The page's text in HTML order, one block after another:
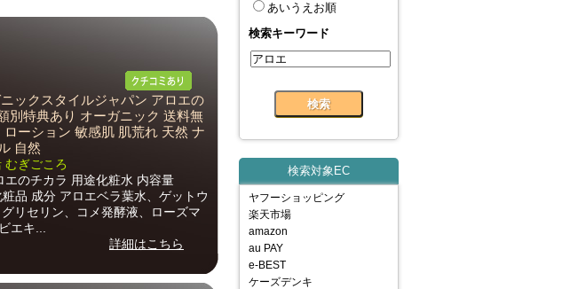
ックスタイルジャパン アロエの
別特典あり オーガニック 送料無
ーション 敏感肌 肌荒れ 天然 ナ
自然
むぎごころ
エのチカラ 用途化粧水 内容量
品 成分 アロエベラ葉水、ゲットウ
リセリン、コメ発酵液、ローズマ
エキ...
詳細はこちら
あいうえお順
検索キーワード
検索対象EC
ヤフーショッピング
楽天市場
amazon
au PAY
e-BEST
ケーズデンキ